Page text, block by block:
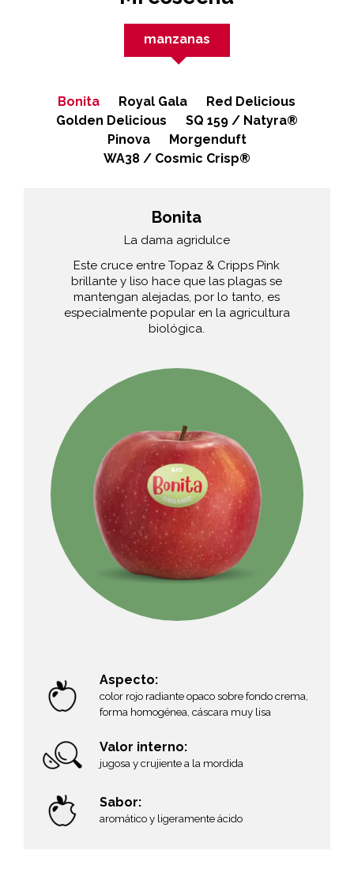
Bonita
La dama agridulce
Este cruce entre Topaz & Cripps Pink
brillante y liso hace que las plagas se
mantengan alejadas, por lo tanto, es
especialmente popular en la agricultura
biológica.
Aspecto:
color rojo radiante opaco sobre fondo crema,
forma homogénea, cáscara muy lisa
Valor interno:
jugosa y crujiente a la mordida
Sabor:
aromático y ligeramente ácido
Bonita Royal Gala
Red Delicious
Golden Delicious
SQ 159 / Natyra®
Pinova
Morgenduft
WA38 / Cosmic Crisp®
manzanas